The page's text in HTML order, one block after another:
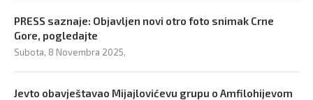
PRESS saznaje: Objavljen novi otro foto snimak Crne
Gore, pogledajte
Subota, 8 Novembra 2025,
Jevto obavještavao Mijajlovićevu grupu o Amfilohijevom